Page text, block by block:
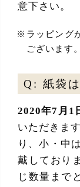
意下さい。
ラッピング
ございます
Q: 紙袋
2020年7月1
いただきま
り、小・中
戴しており
じ数量まで